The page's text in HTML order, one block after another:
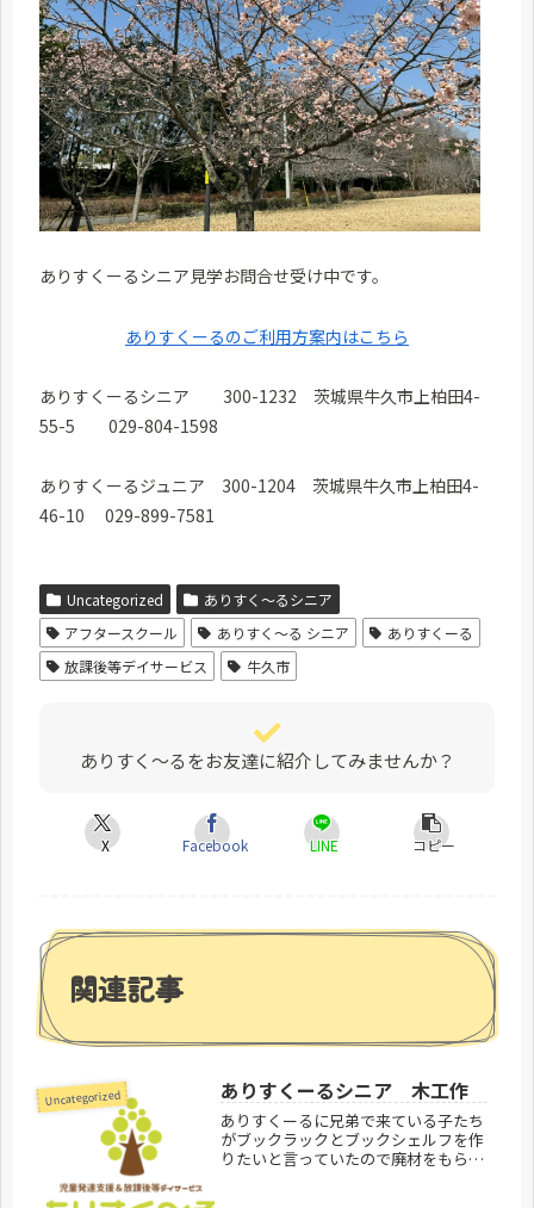
ありすくーるシニア見学お問合せ受け中です。
ありすくーるのご利用方案内はこちら
ありすくーるシニア 300-1232 茨城県牛久市上柏田4-
55-5 029-804-1598
ありすくーるジュニア 300-1204 茨城県牛久市上柏田4-
46-10 029-899-7581
Uncategorized
ありすく～るシニア
アフタースクール
ありすく〜る シニア
ありすくーる
放課後等デイサービス
牛久市
ありすく～るをお友達に紹介してみませんか？
X Facebook LINE コピー
関連記事
Uncategorized ありすくーるシニア 木工作
ありすくーるに兄弟で来ている子たち
がブックラックとブックシェルフを作
りたいと言っていたので廃材をもらっ